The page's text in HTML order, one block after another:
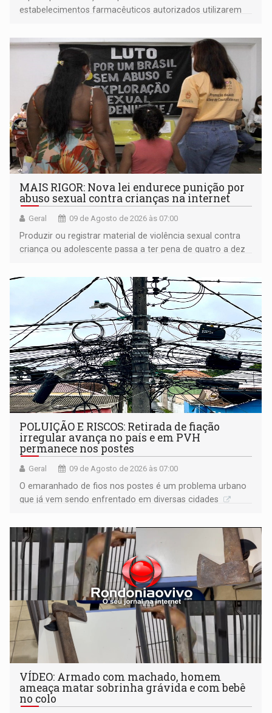
estabelecimentos farmacêuticos autorizados utilizarem
MAIS RIGOR: Nova lei endurece punição por
abuso sexual contra crianças na internet
Geral 09 de Agosto de 2026 às 07:00
Produzir ou registrar material de violência sexual contra
criança ou adolescente passa a ter pena de quatro a dez
POLUIÇÃO E RISCOS: Retirada de fiação
irregular avança no país e em PVH
permanece nos postes
Geral 09 de Agosto de 2026 às 07:00
O emaranhado de fios nos postes é um problema urbano
que já vem sendo enfrentado em diversas cidades
VÍDEO: Armado com machado, homem
ameaça matar sobrinha grávida e com bebê
no colo